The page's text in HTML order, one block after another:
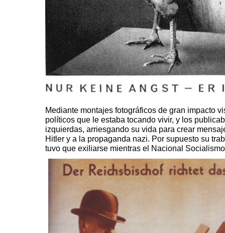
Mediante montajes fotográficos de gran impacto
políticos que le estaba tocando vivir, y los
izquierdas, arriesgando su vida para crear
Hitler y a la propaganda nazi. Por supuesto su
tuvo que exiliarse mientras el Nacional